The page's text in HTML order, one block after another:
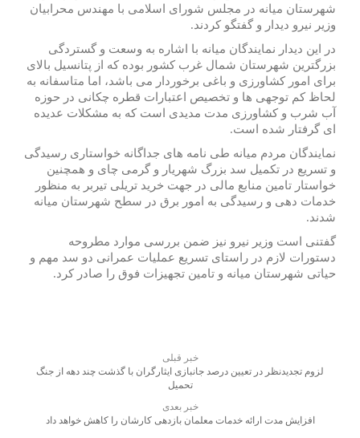
شهرستان میانه در مجلس شورای اسلامی با مهندس محرابیان
وزیر نیرو دیدار و گفتگو کردند.
در این دیدار نمایندگان میانه با اشاره به وسعت و گستردگی
بزرگترین شهرستان شمال غرب کشور بوده که از پتانسیل بالای
برای امور کشاورزی و باغی برخوردار می باشد، اما متاسفانه به
لحاظ کم توجهی ها و تخصیص اعتبارات قطره چکانی در حوزه
آب شرب و کشاورزی مدت مدیدی است که به مشکلات عدیده
ای گرفتار شده است.
نمایندگان مردم میانه طی نامه های جداگانه خواستاری رسیدگی
و تسریع در تکمیل سد بزرگ شهریار و گرمی چای و همچنین
خواستار تامین منابع مالی در جهت خرید تریلی تیربر به منظور
خدمات دهی و رسیدگی به امور برق در سطح شهرستان میانه
شدند.
گفتنی است وزیر نیرو نیز ضمن بررسی موارد مطروحه
دستورات لازم در راستای تسریع عملیات عمرانی دو سد مهم و
حیاتی شهرستان میانه و تامین تجهیزات فوق را صادر کرد.
خبر قبلی
لزوم تجدیدنظر در تعیین درصد جانبازی ایثارگران با گذشت چند دهه از جنگ
تحمیل
خبر بعدی
افزایش مدت ارائه خدمات معلمان بازدهی کارشان را کاهش خواهد داد